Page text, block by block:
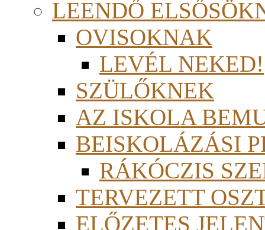
LEENDŐ
OVISOKNAK
LEVÉL NEKED!
SZÜLŐKNEK
AZ ISKOLA
BEISKOLÁZÁSI
RÁKÓCZIS
TERVEZETT
ELŐZETES